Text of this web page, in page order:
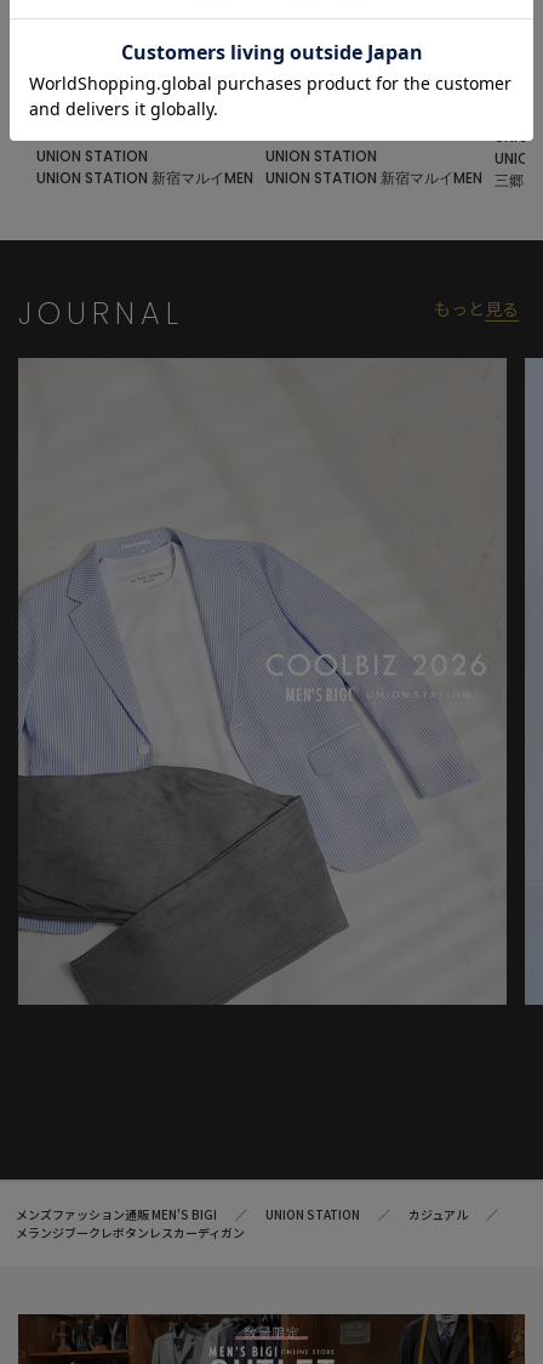
2024.10.10
ホリゾンタルカラー テンセル デニ
UNION STATION
UNION STATION 新宿マルイMEN
2024.10.09
UNION STATION
UNION STATION 新宿マルイMEN
三郷
JOURNAL もっと 見る
メンズファッション通販 MEN'S BIGI UNION STATION
カジュアル
メランジブークレボタンレスカーディガン